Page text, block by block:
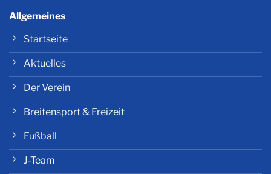
Allgemeines
Startseite
Aktuelles
Der Verein
Breitensport & Freizeit
Fußball
J-Team